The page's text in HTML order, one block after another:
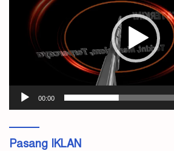
00:00
Pasang IKLAN